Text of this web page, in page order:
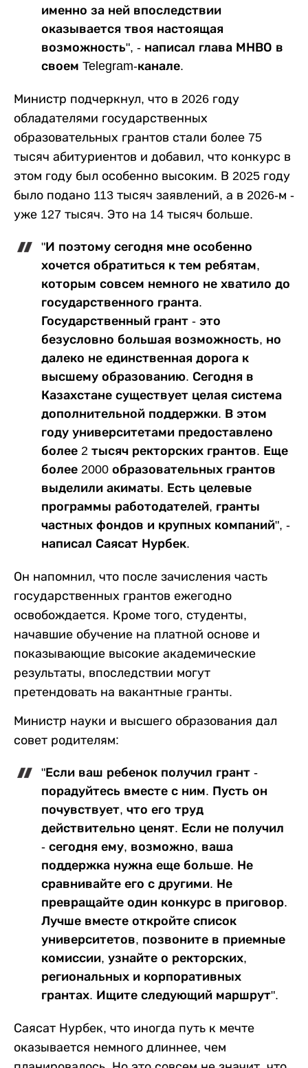
именно за ней впоследствии
оказывается твоя настоящая
возможность", - написал глава МНВО в
своем Telegram-канале.
Министр подчеркнул, что в 2026 году
обладателями государственных
образовательных грантов стали более 75
тысяч абитуриентов и добавил, что конкурс в
этом году был особенно высоким. В 2025 году
было подано 113 тысяч заявлений, а в 2026-м -
уже 127 тысяч. Это на 14 тысяч больше.
"И поэтому сегодня мне особенно
хочется обратиться к тем ребятам,
которым совсем немного не хватило до
государственного гранта.
Государственный грант - это
безусловно большая возможность, но
далеко не единственная дорога к
высшему образованию. Сегодня в
Казахстане существует целая система
дополнительной поддержки. В этом
году университетами предоставлено
более 2 тысяч ректорских грантов. Еще
более 2000 образовательных грантов
выделили акиматы. Есть целевые
программы работодателей, гранты
частных фондов и крупных компаний", -
написал Саясат Нурбек.
Он напомнил, что после зачисления часть
государственных грантов ежегодно
освобождается. Кроме того, студенты,
начавшие обучение на платной основе и
показывающие высокие академические
результаты, впоследствии могут
претендовать на вакантные гранты.
Министр науки и высшего образования дал
совет родителям:
"Если ваш ребенок получил грант -
порадуйтесь вместе с ним. Пусть он
почувствует, что его труд
действительно ценят. Если не получил
- сегодня ему, возможно, ваша
поддержка нужна еще больше. Не
сравнивайте его с другими. Не
превращайте один конкурс в приговор.
Лучше вместе откройте список
университетов, позвоните в приемные
комиссии, узнайте о ректорских,
региональных и корпоративных
грантах. Ищите следующий маршрут".
Саясат Нурбек, что иногда путь к мечте
оказывается немного длиннее, чем